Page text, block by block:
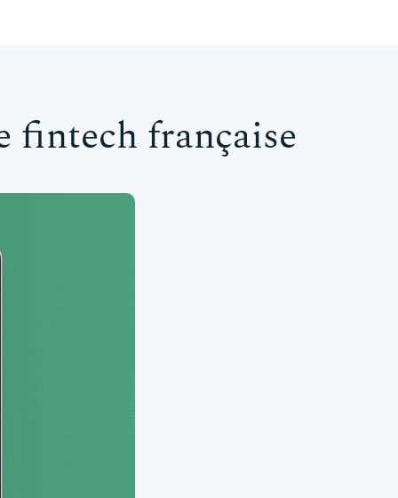
fintech française